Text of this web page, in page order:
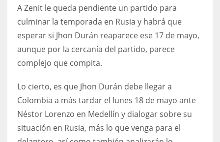
A Zenit le queda pendiente un partido para
culminar la temporada en Rusia y habrá que
esperar si Jhon Durán reaparece ese 17 de mayo,
aunque por la cercanía del partido, parece
complejo que compita.
Lo cierto, es que Jhon Durán debe llegar a
Colombia a más tardar el lunes 18 de mayo ante
Néstor Lorenzo en Medellín y dialogar sobre su
situación en Rusia, más lo que venga para el